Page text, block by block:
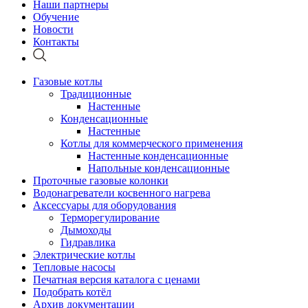
Наши партнеры
Обучение
Новости
Контакты
Газовые котлы
Традиционные
Настенные
Конденсационные
Настенные
Котлы для коммерческого применения
Настенные конденсационные
Напольные конденсационные
Проточные газовые колонки
Водонагреватели косвенного нагрева
Аксессуары для оборудования
Терморегулирование
Дымоходы
Гидравлика
Электрические котлы
Тепловые насосы
Печатная версия каталога с ценами
Подобрать котёл
Архив документации